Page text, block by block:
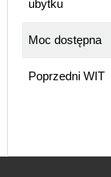
ubytku
Moc dostępna
Poprzedni WIT